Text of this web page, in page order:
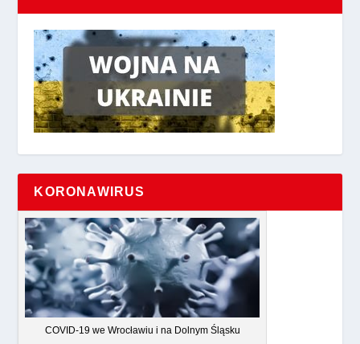
KORONAWIRUS
COVID-19 we Wrocławiu i na Dolnym Śląsku